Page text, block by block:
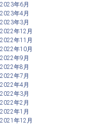
2023年6月
2023年4月
2023年3月
2022年12月
2022年11月
2022年10月
2022年9月
2022年8月
2022年7月
2022年4月
2022年3月
2022年2月
2022年1月
2021年12月